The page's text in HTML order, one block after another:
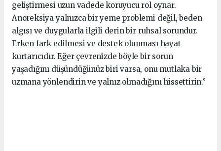
geliştirmesi uzun vadede koruyucu rol oynar.
Anoreksiya yalnızca bir yeme problemi değil, beden
algısı ve duygularla ilgili derin bir ruhsal sorundur.
Erken fark edilmesi ve destek olunması hayat
kurtarıcıdır. Eğer çevrenizde böyle bir sorun
yaşadığını düşündüğünüz biri varsa, onu mutlaka bir
uzmana yönlendirin ve yalnız olmadığını hissettirin.”